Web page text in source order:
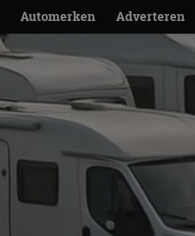
Automerken Adverteren